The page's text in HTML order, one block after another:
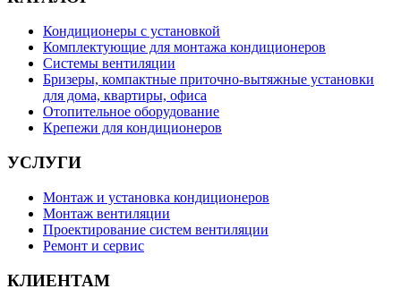
Кондиционеры с установкой
Комплектующие для монтажа кондиционеров
Системы вентиляции
Бризеры, компактные приточно-вытяжные установки
для дома, квартиры, офиса
Отопительное оборудование
Крепежи для кондиционеров
УСЛУГИ
Монтаж и установка кондиционеров
Монтаж вентиляции
Проектирование систем вентиляции
Ремонт и сервис
КЛИЕНТАМ